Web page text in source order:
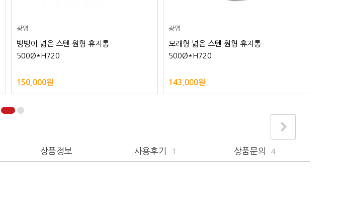
광명
뱅뱅이 넓은 스텐 원형 휴지통
500Ø*H720
150,000원
광명
모래형 넓은 스텐 원형 휴지통
500Ø*H720
143,000원
상품정보 사용후기 1 상품문의 4